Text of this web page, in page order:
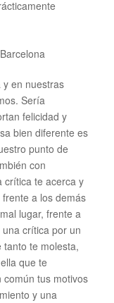
en nuestras
Sería
felicidad y
bien diferente es
punto de
con
crítica te acerca y
a los demás
lugar, frente a
crítica por un
te molesta,
que te
tus motivos
y una